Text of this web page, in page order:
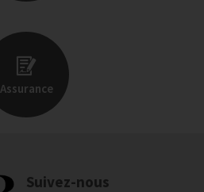
Assurance
Suivez-nous